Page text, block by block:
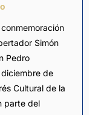
Simón
Pedro
de
Cultural de la
parte del